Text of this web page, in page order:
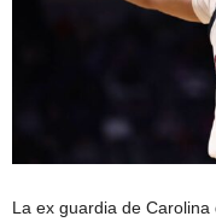
La ex guardia de Carolina